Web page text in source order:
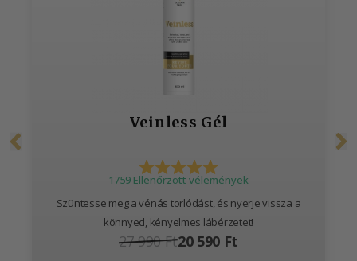
Veinless Gél
1759 Ellenőrzött vélemények
Szüntesse meg a vénás torlódást, és nyerje vissza a
könnyed, kényelmes lábérzetet!
27 990 Ft20 590 Ft